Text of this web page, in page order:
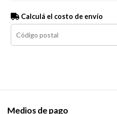
Calculá el costo de envío
Medios de pago